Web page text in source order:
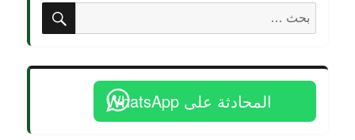
البحث
عن:
بحث
المحادثة على WhatsApp